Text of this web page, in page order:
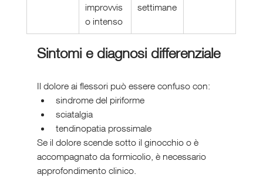
improvvis
o intenso
settimane
Sintomi e diagnosi differenziale
Il dolore ai flessori può essere confuso con:
sindrome del piriforme
sciatalgia
tendinopatia prossimale
Se il dolore scende sotto il ginocchio o è
accompagnato da formicolio, è necessario
approfondimento clinico.